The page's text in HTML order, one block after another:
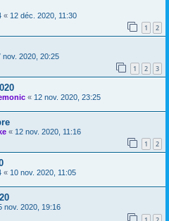
« 12 déc. 2020, 11:30
1 2
nov. 2020, 20:25
1 2 3
« 12 nov. 2020, 23:25
« 12 nov. 2020, 11:16
1 2
« 10 nov. 2020, 11:05
nov. 2020, 19:16